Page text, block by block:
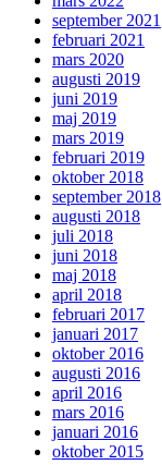
september 2021
februari 2021
mars 2020
augusti 2019
juni 2019
maj 2019
mars 2019
februari 2019
oktober 2018
september 2018
augusti 2018
juli 2018
juni 2018
maj 2018
april 2018
februari 2017
januari 2017
oktober 2016
augusti 2016
april 2016
mars 2016
januari 2016
oktober 2015